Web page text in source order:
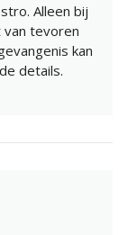
Alleen bij
tevoren
kan
details.